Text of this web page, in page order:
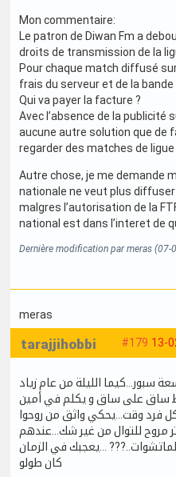
Mon commentaire:
Le patron de Diwan Fm a
droits de transmission de la
Pour chaque match diffusé
frais du serveur et de la
Qui va payer la facture ?
Avec l’absence de la publicité
aucune autre solution que de
regarder des matches de ligue
Autre chose, je me demande
nationale ne veut plus
malgres l’autorisation de la
national est dans l’interet de
Dernière modification par meras
meras
#179 13-
tarajjihobbi
سبور...كيما الليلة من عام زياد
ساق على ساق و يكلم في أمين
فرد وقت...يحكي واثق من روحوا
مروح للتوال من غير شك...عندهم
...يعجبك في الزمان
كان طولو